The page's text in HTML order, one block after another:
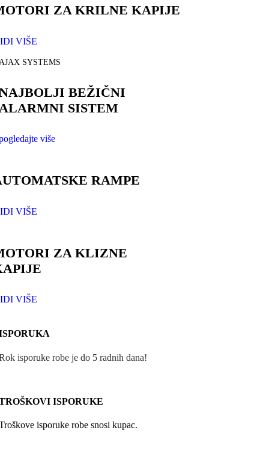
ZA KRILNE KAPIJE
VIŠE
SYSTEMS
BEŽIČNI
SISTEM
više
RAMPE
VIŠE
ZA KLIZNE
VIŠE
isporuke robe je do 5 radnih dana!
ISPORUKE
isporuke robe snosi kupac.